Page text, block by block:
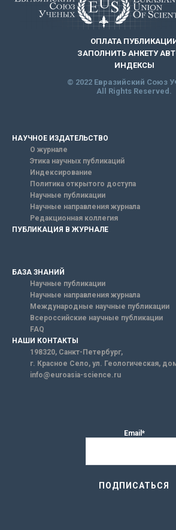
ОПЛАТА
ЗАПОЛНИТЬ АНКЕТУ
ИНДЕКСЫ
© 2022 Евразийский Союз
All Rights Reserved.
НАУЧНОЕ ИЗДАТЕЛЬСТВО
О журнале
Этика научных публикаций
Индексирование
Политика открытого доступа
Научные публикации
Научные направления журнала
Редакционная коллегия
ПУБЛИКАЦИЯ В ЖУРНАЛЕ
БАЗА ЗНАНИЙ
Научные публикации
Научные направления журнала
Международные научные публикации
Всероссийские научные публикации
FAQ
НАШИ КОНТАКТЫ
198320, Санкт-Петербург,
г. Красное Село, ул. Геологическая,
info@euroasia-science.ru
Email*